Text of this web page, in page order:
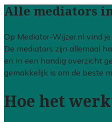
Alle mediators
Op Mediator-Wijzer.nl vind
De mediators zijn allemaal
en in een handig overzicht
gemakkelijk is om de beste
Hoe het